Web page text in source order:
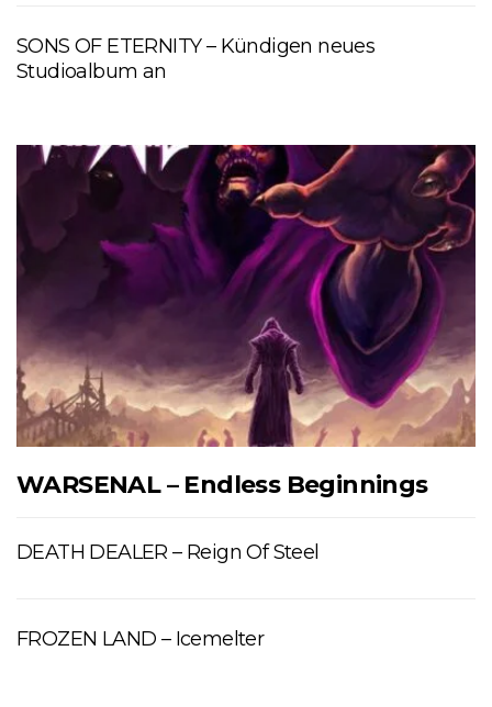
SONS OF ETERNITY – Kündigen neues
Studioalbum an
WARSENAL – Endless Beginnings
DEATH DEALER – Reign Of Steel
FROZEN LAND – Icemelter